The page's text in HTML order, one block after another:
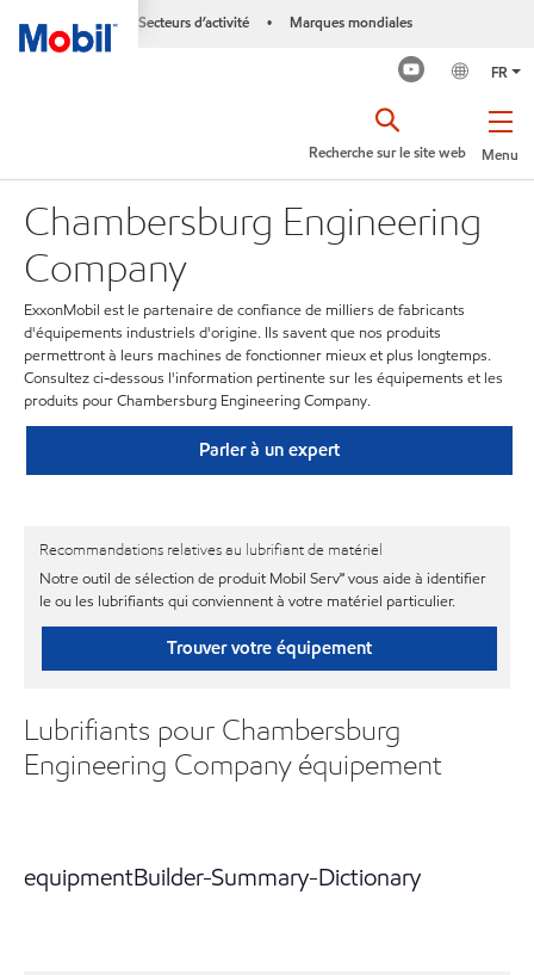
Secteurs d’activité • Marques mondiales
FR
Menu
Recherche sur le site web
Chambersburg Engineering
Company
ExxonMobil est le partenaire de confiance de milliers de fabricants
d'équipements industriels d'origine. Ils savent que nos produits
permettront à leurs machines de fonctionner mieux et plus longtemps.
Consultez ci-dessous l'information pertinente sur les équipements et les
produits pour Chambersburg Engineering Company.
Parler à un expert
Recommandations relatives au lubrifiant de matériel
Notre outil de sélection de produit Mobil Serv℠ vous aide à identifier
le ou les lubrifiants qui conviennent à votre matériel particulier.
Trouver votre équipement
Lubrifiants pour Chambersburg
Engineering Company équipement
equipmentBuilder-Summary-Dictionary